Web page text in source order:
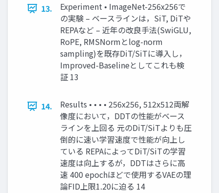
13.
Experiment • ImageNet-256x256で
の実験 – ベースラインは，SiT, DiTや
REPAなど – 近年の改良手法(SwiGLU,
RoPE, RMSNormとlog-norm
sampling)を既存DiT/SiTに導入し，
Improved-Baselineとしてこれも検
証 13
14.
Results • • • • 256x256, 512x512両解
像度において，DDTの性能がベース
ラインを上回る 元のDiT/SiTよりも圧
倒的に速い学習速度で性能が向上し
ている REPAによってDiT/SiTの学習
速度は向上するが，DDTはさらに高
速 400 epochほどで使用するVAEの理
論FID上限1.20に迫る 14